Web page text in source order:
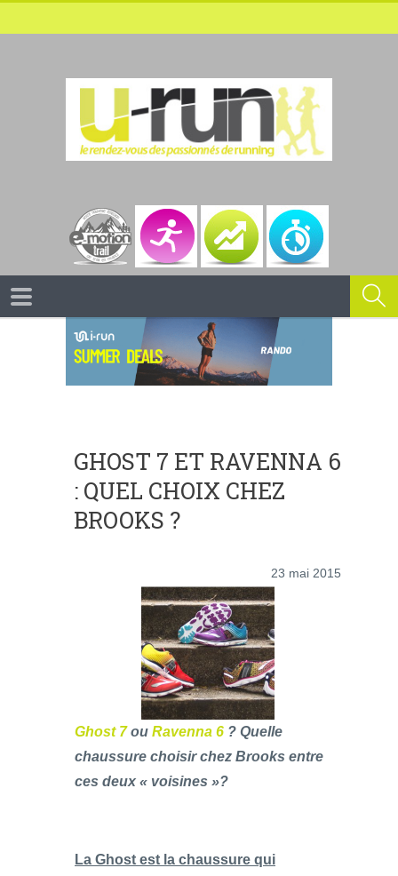
GHOST 7 ET RAVENNA 6
: QUEL CHOIX CHEZ
BROOKS ?
23 mai 2015
Ghost 7ou Ravenna 6 ? Quelle
chaussure choisir chez Brooks entre
ces deux « voisines »?
La Ghost est la chaussure qui